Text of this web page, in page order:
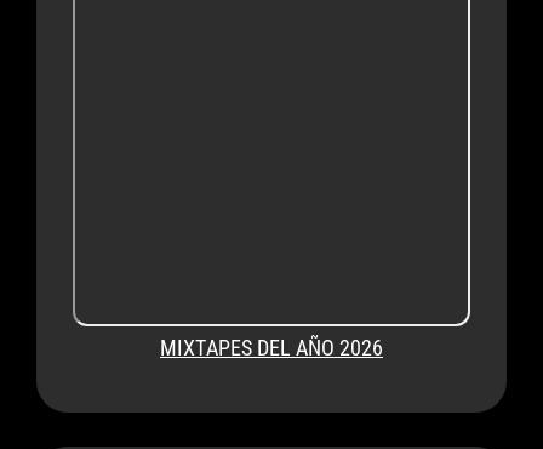
MIXTAPES DEL AÑO 2026